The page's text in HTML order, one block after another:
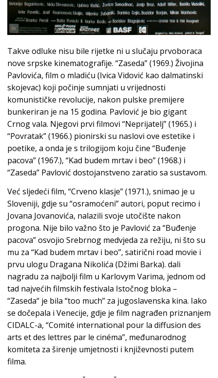
Takve odluke nisu bile rijetke ni u slučaju prvoboraca
nove srpske kinematografije. “Zaseda” (1969.) Živojina
Pavlovića, film o mladiću (Ivica Vidović kao dalmatinski
skojevac) koji počinje sumnjati u vrijednosti
komunističke revolucije, nakon pulske premijere
bunkeriran je na 15 godina. Pavlović je bio gigant
Crnog vala. Njegovi prvi filmovi “Neprijatelj” (1965.) i
“Povratak” (1966.) pionirski su naslovi ove estetike i
poetike, a onda je s trilogijom koju čine “Buđenje
pacova” (1967.), “Kad budem mrtav i beo” (1968.) i
“Zaseda” Pavlović dostojanstveno zaratio sa sustavom.
Već sljedeći film, “Crveno klasje” (1971.), snimao je u
Sloveniji, gdje su “osramoćeni” autori, poput recimo i
Jovana Jovanovića, nalazili svoje utočište nakon
progona. Nije bilo važno što je Pavlović za “Buđenje
pacova” osvojio Srebrnog medvjeda za režiju, ni što su
mu za “Kad budem mrtav i beo”, satirični road movie i
prvu ulogu Dragana Nikolića (Džimi Barka). dali
nagradu za najbolji film u Karlovym Varima, jednom od
tad najvećih filmskih festivala Istočnog bloka –
“Zaseda“ je bila “too much” za jugoslavenska kina. Iako
se dočepala i Venecije, gdje je film nagrađen priznanjem
CIDALC-a, “Comité international pour la diffusion des
arts et des lettres par le cinéma”, međunarodnog
komiteta za širenje umjetnosti i književnosti putem
filma.